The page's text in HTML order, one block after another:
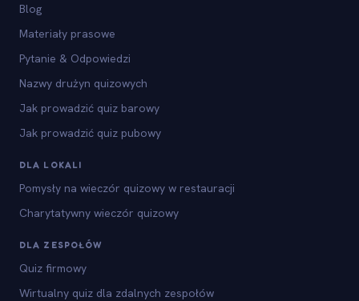
Blog
Materiały prasowe
Pytanie & Odpowiedzi
Nazwy drużyn quizowych
Jak prowadzić quiz barowy
Jak prowadzić quiz pubowy
DLA LOKALI
Pomysły na wieczór quizowy w restauracji
Charytatywny wieczór quizowy
DLA ZESPOŁÓW
Quiz firmowy
Wirtualny quiz dla zdalnych zespołów